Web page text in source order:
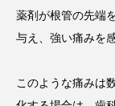
薬剤が根管の先端
与え、強い痛みを
このような痛みは